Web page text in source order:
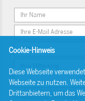
Einwilligungserklärung
Cookie-Hinweis
Diese Webseite
Webseite zu nutzen.
Drittanbietern, um das